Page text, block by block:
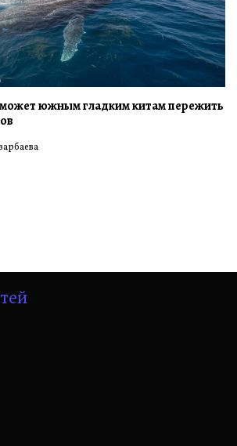
южным гладким китам пережить